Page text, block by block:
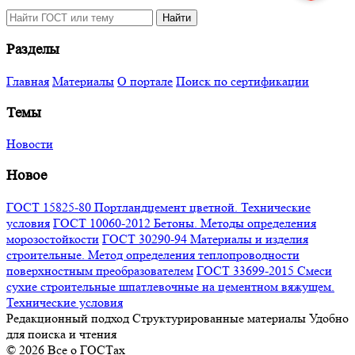
Поиск
сайту
Найти
Разделы
Главная Материалы О портале Поиск по сертификации
Темы
Новости
Новое
ГОСТ 15825-80 Портландцемент цветной. Технические
условия ГОСТ 10060-2012 Бетоны. Методы определения
морозостойкости ГОСТ 30290-94 Материалы и изделия
строительные. Метод определения теплопроводности
поверхностным преобразователем ГОСТ 33699-2015 Смеси
сухие строительные шпатлевочные на цементном вяжущем.
Технические условия
Редакционный подход Структурированные материалы Удобно
для поиска и чтения
© 2026 Все о ГОСТах